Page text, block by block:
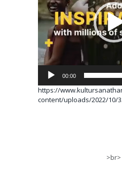
00:00
https://
content/uploads/2022/10/
>br>